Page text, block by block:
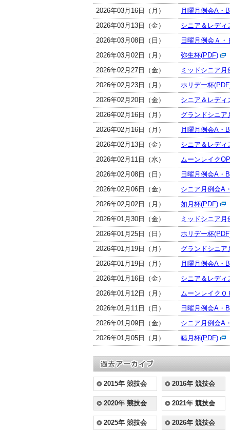
2026年03月16日（月）
月曜月例会A・
2026年03月13日（金）
シニア＆レディ
2026年03月08日（日）
日曜月例会Ａ
2026年03月02日（月）
弥生杯(PDF)
2026年02月27日（金）
ミッドシニア
2026年02月23日（月）
ホリデー杯
2026年02月20日（金）
シニア＆レディ
2026年02月16日（月）
グランドシニア
2026年02月16日（月）
月曜月例会A・
2026年02月13日（金）
シニア＆レディ
2026年02月11日（水）
ムーンレイク
2026年02月08日（日）
日曜月例会A・
2026年02月06日（金）
シニア月例会A
2026年02月02日（月）
如月杯(PDF)
2026年01月30日（金）
ミッドシニア
2026年01月25日（日）
ホリデー杯
2026年01月19日（月）
グランドシニア
2026年01月19日（月）
月曜月例会A・
2026年01月16日（金）
シニア＆レディ
2026年01月12日（月）
ムーンレイクＯ
2026年01月11日（日）
日曜月例会A・
2026年01月09日（金）
シニア月例会A
2026年01月05日（月）
睦月杯(PDF)
2015年 競技会 2016年 競技会
2020年 競技会 2021年 競技会
2025年 競技会 2026年 競技会